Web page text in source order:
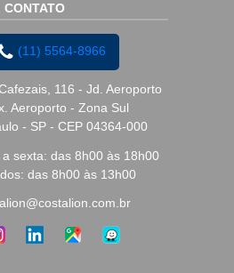
CONTATO
(11) 5564-8966
116 - Jd. Aeroporto
Aeroporto - Zona Sul
- SP - CEP 04364-000
a sexta: das 8h00 às 18h00
das 8h00 às 13h00